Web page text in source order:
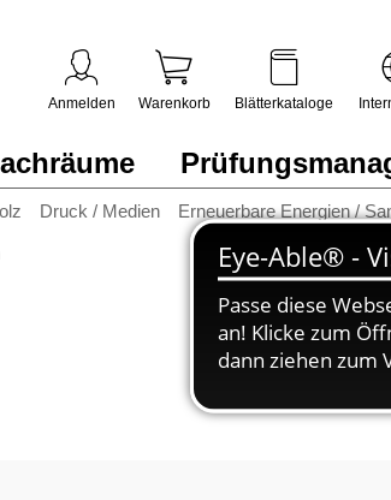
Druck / Medien Erneuerbare Energien /
Anmelden Warenkorb Blätterkataloge